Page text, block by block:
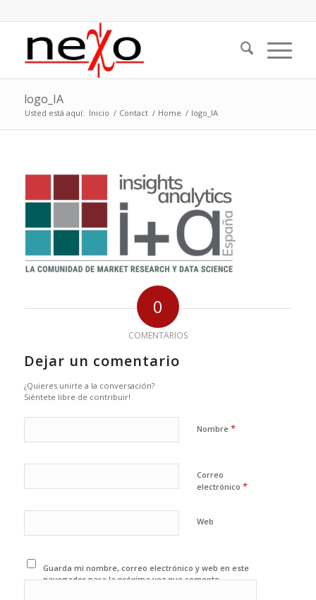
logo_IA
Usted está aquí: Inicio / Contact / Home / logo_IA
0
COMENTARIOS
Dejar un comentario
¿Quieres unirte a la conversación?
Siéntete libre de contribuir!
Nombre *
Correo
electrónico *
Web
Guarda mi nombre, correo electrónico y web en este
navegador para la próxima vez que comente.